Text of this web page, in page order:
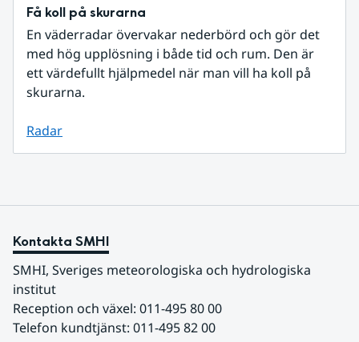
Få koll på skurarna
En väderradar övervakar nederbörd och gör det
med hög upplösning i både tid och rum. Den är
ett värdefullt hjälpmedel när man vill ha koll på
skurarna.
Radar
Kontakta SMHI
SMHI, Sveriges meteorologiska och hydrologiska
institut
Reception och växel: 011-495 80 00
Telefon kundtjänst: 011-495 82 00